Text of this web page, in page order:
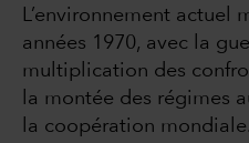
L’environnement actuel
années 1970, avec la
multiplication des
la montée des régimes
la coopération